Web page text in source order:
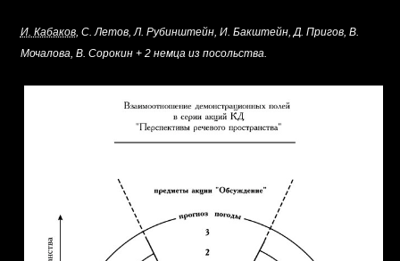
И. Кабаков, С. Летов, Л. Рубинштейн, И. Бакштейн, Д. Пригов, В.
Мочалова, В. Сорокин + 2 немца из посольства.